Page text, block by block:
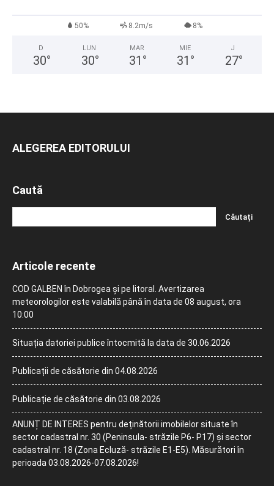
50% 8.2m/s 8%
D
30°
LUN
30°
MAR
31 °
MIE
31 °
J
27°
ALEGEREA EDITORULUI
Caută
Articole recente
COD GALBEN în Dobrogea și pe litoral. Avertizarea
meteorologilor este valabilă până în data de 08 august, ora
10:00
Situația datoriei publice întocmită la data de 30.06.2026
Publicații de căsătorie din 04.08.2026
Publicație de căsătorie din 03.08.2026
ANUNȚ DE INTERES pentru deținătorii imobilelor situate în
sector cadastral nr. 30 (Peninsula- străzile P6- P17) și sector
cadastral nr. 18 (Zona Ecluză- străzile E1-E5). Măsurători în
perioada 03.08.2026-07.08.2026!